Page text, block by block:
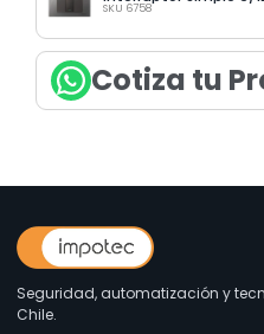
SKU 6758
Cotiza tu
Seguridad, automatización y
Chile.